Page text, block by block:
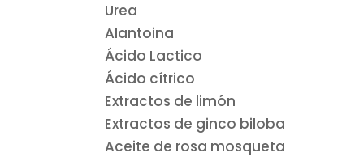
Urea
Alantoina
Ácido Lactico
Ácido cítrico
Extractos de limón
Extractos de ginco biloba
Aceite de rosa mosqueta